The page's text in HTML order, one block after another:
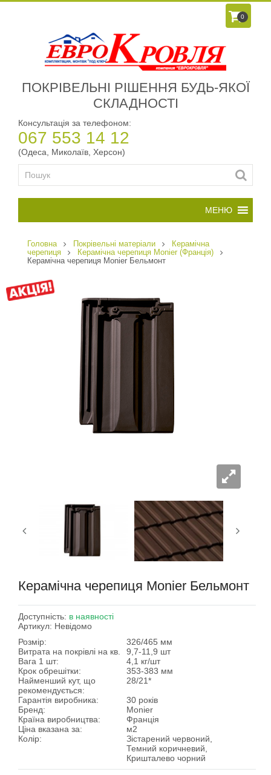
0
ПОКРІВЕЛЬНІ РІШЕННЯ БУДЬ-ЯКОЇ
СКЛАДНОСТІ
Консультація за телефоном:
067 553 14 12
(Одеса, Миколаїв, Херсон)
Головна Покрівельні матеріали
Керамічна
черепиця
Керамічна черепиця Monier (Франція)
Керамічна черепиця Monier Бельмонт
Керамічна черепиця Monier Бельмонт
Доступність: в наявності
Артикул: Невідомо
Розмір:
326/465 мм
Витрата на покрівлі на кв.
9,7-11,9 шт
Вага 1 шт:
4,1 кг/шт
Крок обрешітки:
353-383 мм
Найменший кут, що
рекомендується:
28/21*
Гарантія виробника:
30 років
Бренд:
Monier
Країна виробництва:
Франція
Ціна вказана за:
м2
Колір:
Зістарений червоний,
Темний коричневий,
Кришталево чорний